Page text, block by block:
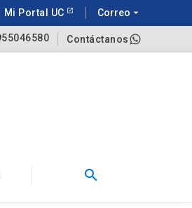
Mi Portal UC Correo arrow_drop_down
Contáctanos
search